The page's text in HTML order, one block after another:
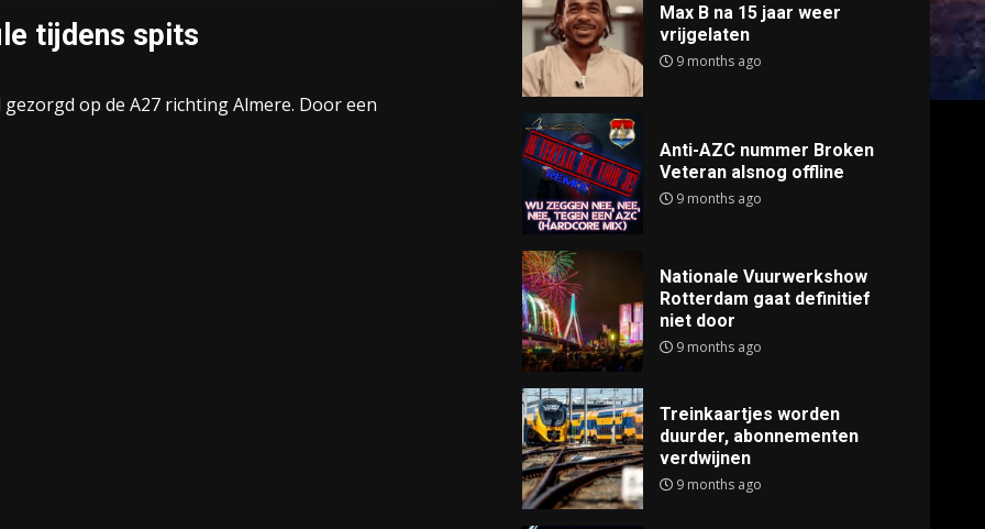
tijdens spits
op de A27 richting Almere. Door een
Max B na 15 jaar weer
vrijgelaten
9 months ago
Anti-AZC nummer Broken
Veteran alsnog offline
9 months ago
Nationale Vuurwerkshow
Rotterdam gaat definitief
niet door
9 months ago
Treinkaartjes worden
duurder, abonnementen
verdwijnen
9 months ago